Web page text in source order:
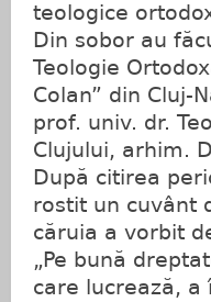
teologice
Din sobor au
Teologie
Colan” din Cluj-
prof. univ. dr.
Clujului, arhim.
După citirea
rostit un cuvânt
căruia a vorbit
„Pe bună
care lucrează,